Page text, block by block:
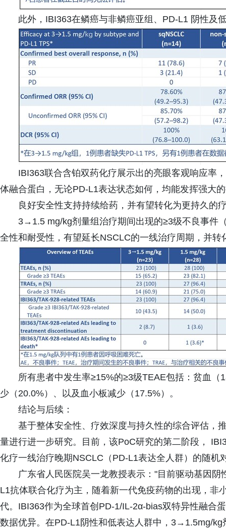
此外，IBI363在鳞癌与非鳞癌亚组、PD-L1 阴性及
IBI363联合含铂双药化疗展示出的亮眼客观响应率
体融合蛋白，无论PD-L1表达状态如何，均能发挥强大
良好安全性支持持续给药，并有望转化为更持久的
3→1.5 mg/kg剂量组治疗期间出现的≥3级不良事件
全性和耐受性，有望延长NSCLC的一线治疗周期，并转
所有患者中发生率≥15%的≥3级TEAE包括：贫血
少（20.0%）、以及血小板减少（17.5%）。
结论与后续：
基于整体安全性、疗效深度与持久性的综合评估
量进行进一步研究。目前，该PoC研究的第二阶段，
化疗一线治疗晚期NSCLC（PD-L1表达全人群）的随机
广东省人民医院吴一龙教授表示："目前驱动基因
L1抗体联合化疗为主，随着新一代免疫药物的出现，非
代。IBI363作为全球首创PD-1/IL-2α-bias双特异性融合
数据优异。在PD-L1阴性和低表达人群中，3→1.5mg/